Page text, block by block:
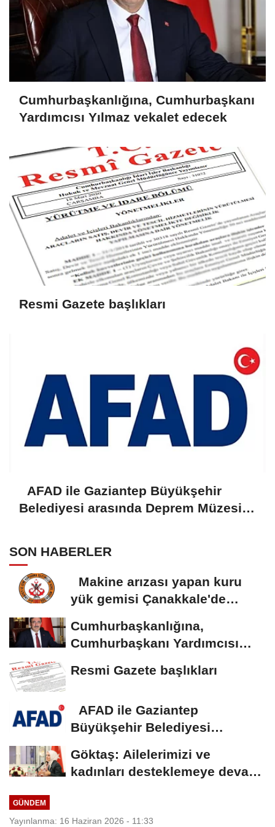
Cumhurbaşkanlığına, Cumhurbaşkanı
Yardımcısı Yılmaz vekalet edecek
Resmi Gazete başlıkları
AFAD ile Gaziantep Büyükşehir
Belediyesi arasında Deprem Müzesi
SON HABERLER
Makine arızası yapan kuru
yük gemisi Çanakkale'de
Cumhurbaşkanlığına,
Cumhurbaşkanı Yardımcısı
Resmi Gazete başlıkları
AFAD ile Gaziantep
Büyükşehir Belediyesi
Göktaş: Ailelerimizi ve
kadınları desteklemeye devam
GÜNDEM
Yayınlanma: 16 Haziran 2026 - 11:33